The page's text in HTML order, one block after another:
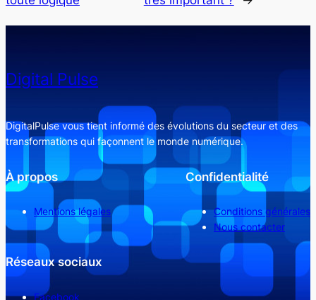
Digital Pulse
DigitalPulse vous tient informé des évolutions du secteur et des
transformations qui façonnent le monde numérique.
À propos
Mentions légales
Confidentialité
Conditions générales
Nous contacter
Réseaux sociaux
Facebook